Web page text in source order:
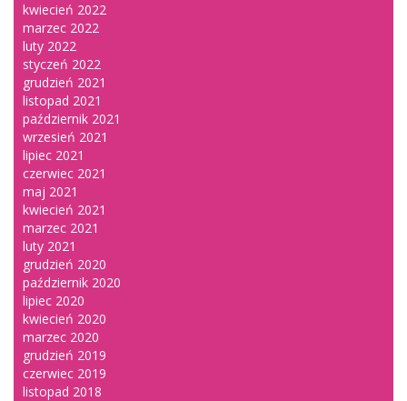
kwiecień 2022
marzec 2022
luty 2022
styczeń 2022
grudzień 2021
listopad 2021
październik 2021
wrzesień 2021
lipiec 2021
czerwiec 2021
maj 2021
kwiecień 2021
marzec 2021
luty 2021
grudzień 2020
październik 2020
lipiec 2020
kwiecień 2020
marzec 2020
grudzień 2019
czerwiec 2019
listopad 2018